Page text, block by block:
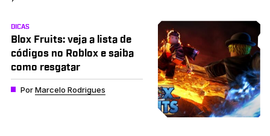
DICAS
Blox Fruits: veja a lista de
códigos no Roblox e saiba
como resgatar
PorMarcelo Rodrigues